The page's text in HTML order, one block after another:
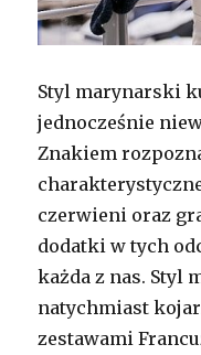
Styl marynarski
jednocześnie
Znakiem
czerwieni oraz
dodatki w tych
każda z nas. Styl
natychmiast
zestawami